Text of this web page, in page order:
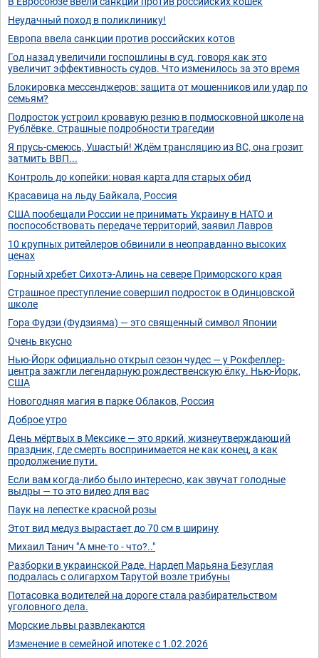
Неудачный поход в поликлинику!
Европа ввела санкции против российских котов
Год назад увеличили госпошлины в суд, говоря как это
увеличит эффективность судов. Что изменилось за это время
Блокировка мессенджеров: защита от мошенников или удар по
семьям?
Подросток устроил кровавую резню в подмосковной школе на
Рублёвке. Страшные подробности трагедии
Я прусь-смеюсь, Ушастый! Ждём трансляцию из ВС, она грозит
затмить ВВП...
Контроль до копейки: новая карта для старых обид
Красавица на льду Байкала, Россия
США пообещали России не принимать Украину в НАТО и
поспособствовать передаче территорий, заявил Лавров
10 крупных ритейлеров обвинили в неоправданно высоких
ценах
Горный хребет Сихотэ-Алинь на севере Приморского края
Страшное преступление совершил подросток в Одинцовской
школе
Гора Фудзи (Фудзияма) — это священный символ Японии
Очень вкусно
Нью-Йорк официально открыл сезон чудес — у Рокфеллер-
центра зажгли легендарную рождественскую ёлку. Нью-Йорк,
США
Новогодняя магия в парке Облаков, Россия
Доброе утро
День мёртвых в Мексике — это яркий, жизнеутверждающий
праздник, где смерть воспринимается не как конец, а как
продолжение пути.
Если вам когда-либо было интересно, как звучат голодные
выдры — то это видео для вас
Паук на лепестке красной розы
Этот вид медуз вырастает до 70 см в ширину
Михаил Танич "А мне-то - что?.."
Разборки в украинской Раде. Нардеп Марьяна Безуглая
подралась с олигархом Тарутой возле трибуны
Потасовка водителей на дороге стала разбирательством
уголовного дела.
Морские львы развлекаются
Изменение в семейной ипотеке с 1.02.2026